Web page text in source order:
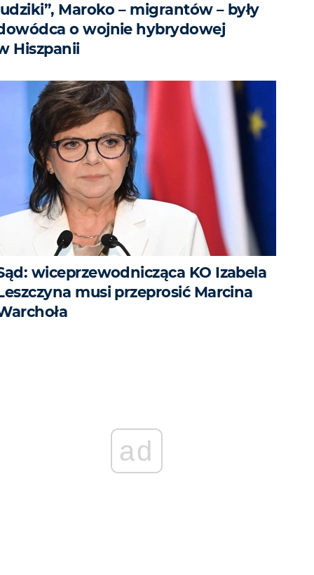
Maroko – migrantów – były
o wojnie hybrydowej
Hiszpanii
wiceprzewodnicząca KO Izabela
musi przeprosić Marcina
ad